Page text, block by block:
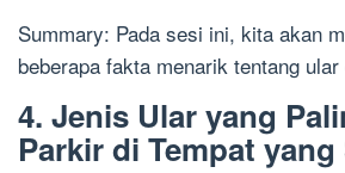
Summary: Pada sesi ini, kita akan
beberapa fakta menarik tentang
4. Jenis Ular yang
Parkir di Tempat yang